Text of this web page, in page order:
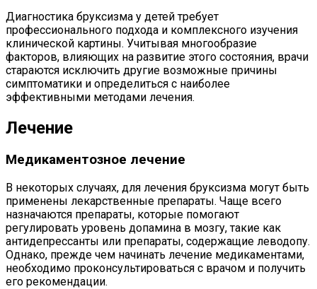
Диагностика бруксизма у детей требует
профессионального подхода и комплексного изучения
клинической картины. Учитывая многообразие
факторов, влияющих на развитие этого состояния, врачи
стараются исключить другие возможные причины
симптоматики и определиться с наиболее
эффективными методами лечения.
Лечение
Медикаментозное лечение
В некоторых случаях, для лечения бруксизма могут быть
применены лекарственные препараты. Чаще всего
назначаются препараты, которые помогают
регулировать уровень допамина в мозгу, такие как
антидепрессанты или препараты, содержащие леводопу.
Однако, прежде чем начинать лечение медикаментами,
необходимо проконсультироваться с врачом и получить
его рекомендации.